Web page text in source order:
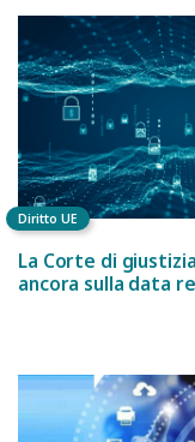
Diritto UE
La Corte di
ancora sulla data